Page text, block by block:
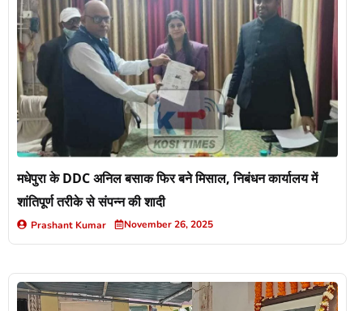
मधेपुरा के DDC अनिल बसाक फिर बने मिसाल, निबंधन कार्यालय में
शांतिपूर्ण तरीके से संपन्न की शादी
Prashant Kumar November 26, 2025